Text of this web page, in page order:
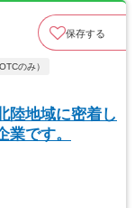
保存する
のみ）
陸地域に密着し
です。